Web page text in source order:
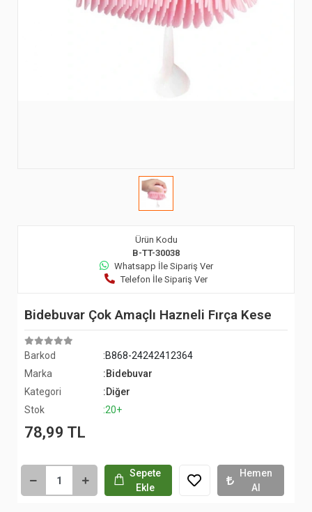
Ürün Kodu
B-TT-30038
Whatsapp İle Sipariş Ver
Telefon İle Sipariş Ver
Bidebuvar Çok Amaçlı Hazneli Fırça Kese
Barkod
:B868-24242412364
Marka
:Bidebuvar
Kategori
:Diğer
Stok
:20+
78,99 TL
Sepete
Ekle
Hemen
Al